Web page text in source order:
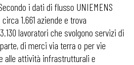
i dati di flusso UNIEMENS
1.661 aziende e trova
lavoratori che svolgono servizi di
di merci via terra o per vie
alle attività infrastrutturali e